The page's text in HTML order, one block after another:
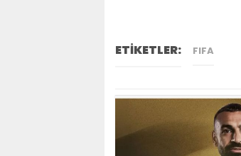
ETİKETLER: FIFA